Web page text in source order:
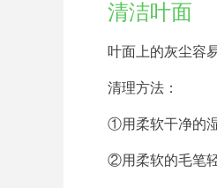
清洁叶面
叶面上的灰尘容
清理方法：
①用柔软干净的
②用柔软的毛笔